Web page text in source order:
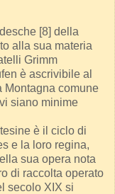
[8] della
alla sua materia
Grimm
è ascrivibile al
Montagna comune
siano minime
è il ciclo di
e la loro regina,
sua opera nota
di raccolta operato
secolo XIX si